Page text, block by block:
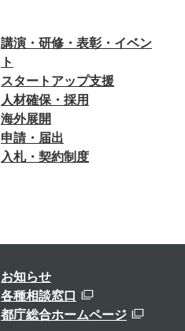
講演・研修・表彰・イベン
ト
スタートアップ支援
人材確保・採用
海外展開
申請・届出
入札・契約制度
お知らせ
各種相談窓口
都庁総合ホームページ